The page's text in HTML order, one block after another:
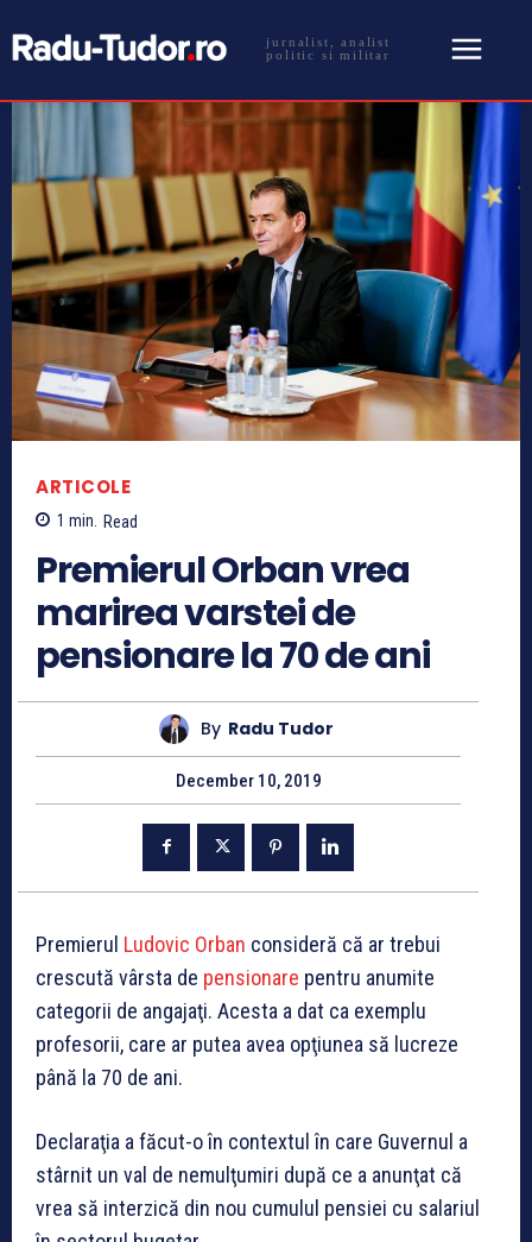
jurnalist, analist
politic si militar
ARTICOLE
1 min. Read
Premierul Orban vrea
marirea varstei de
pensionare la 70 de ani
By Radu Tudor
December 10, 2019
Premierul Ludovic Orban consideră că ar trebui
crescută vârsta de pensionare pentru anumite
categorii de angajaţi. Acesta a dat ca exemplu
profesorii, care ar putea avea opţiunea să lucreze
până la 70 de ani.
Declaraţia a făcut-o în contextul în care Guvernul a
stârnit un val de nemulţumiri după ce a anunţat că
vrea să interzică din nou cumulul pensiei cu salariul